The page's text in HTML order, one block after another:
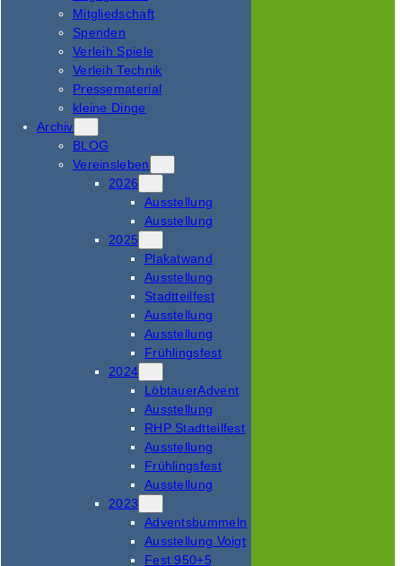
Mitgliedschaft
Spenden
Verleih Spiele
Verleih Technik
Pressematerial
kleine Dinge
Archiv
BLOG
Vereinsleben
2026
Ausstellung
Ausstellung
2025
Plakatwand
Ausstellung
Stadtteilfest
Ausstellung
Ausstellung
Frühlingsfest
2024
LöbtauerAdvent
Ausstellung
RHP Stadtteilfest
Ausstellung
Frühlingsfest
Ausstellung
2023
Adventsbummeln
Ausstellung Voigt
Fest 950+5